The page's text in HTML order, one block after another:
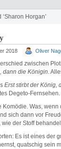
Horgan’
2018 Oliver
zwischen
dann die Königin.
Erst stirbt der König,
Degeto-Fernsehen.
Komödie. Was,
sich dann vor
wie der Stoff
Es ist eines der
quatschig sein